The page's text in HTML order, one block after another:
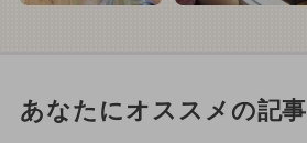
あなたにオススメの記事